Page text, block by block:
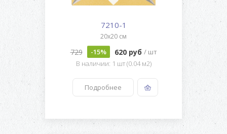
7210-1
20x20 см
729 -15% 620 руб / шт
В наличии: 1 шт (0.04 м2)
Подробнее